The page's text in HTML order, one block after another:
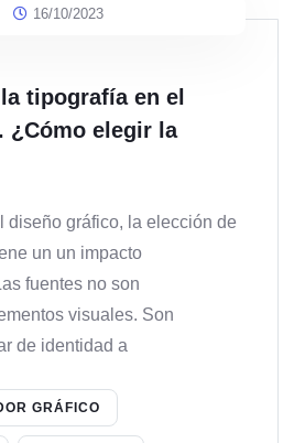
16/10/2023
tipografía en el
¿Cómo elegir la
diseño gráfico, la elección de
un un impacto
fuentes no son
visuales. Son
de identidad a
GRÁFICO